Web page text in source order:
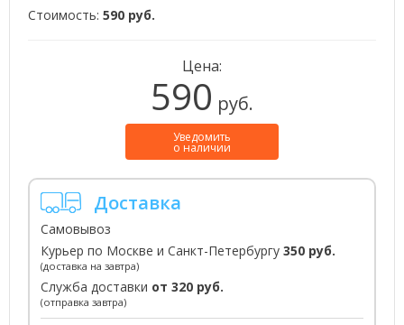
Стоимость: 590 руб.
Цена:
590 руб.
Уведомить
о наличии
Доставка
Самовывоз
Курьер по Москве и Санкт-Петербургу 350 руб.
(доставка на завтра)
Служба доставки от 320 руб.
(отправка завтра)